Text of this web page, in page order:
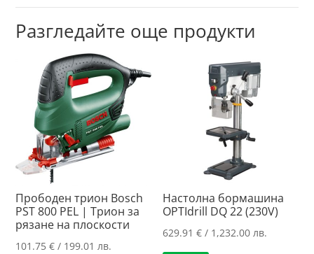
Разгледайте още продукти
Прободен трион Bosch
PST 800 PEL | Трион за
рязане на плоскости
101.75€ / 199.01 лв.
Настолна бормашина
OPTIdrill DQ 22 (230V)
629.91€ / 1,232.00 лв.